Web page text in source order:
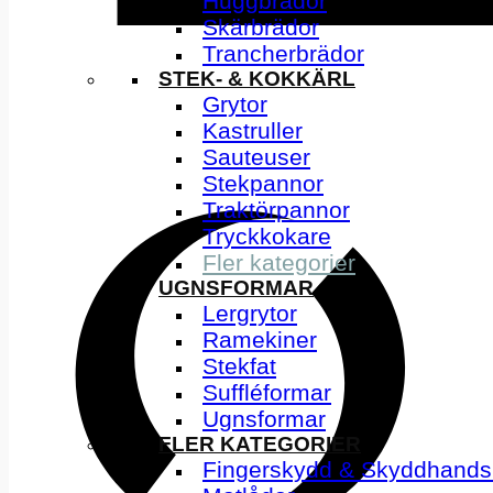
Skärbrädor
Trancherbrädor
STEK- & KOKKÄRL
Grytor
Kastruller
Sauteuser
Stekpannor
Traktörpannor
Tryckkokare
Fler kategorier
UGNSFORMAR
Lergrytor
Ramekiner
Stekfat
Suffléformar
Ugnsformar
FLER KATEGORIER
Fingerskydd &